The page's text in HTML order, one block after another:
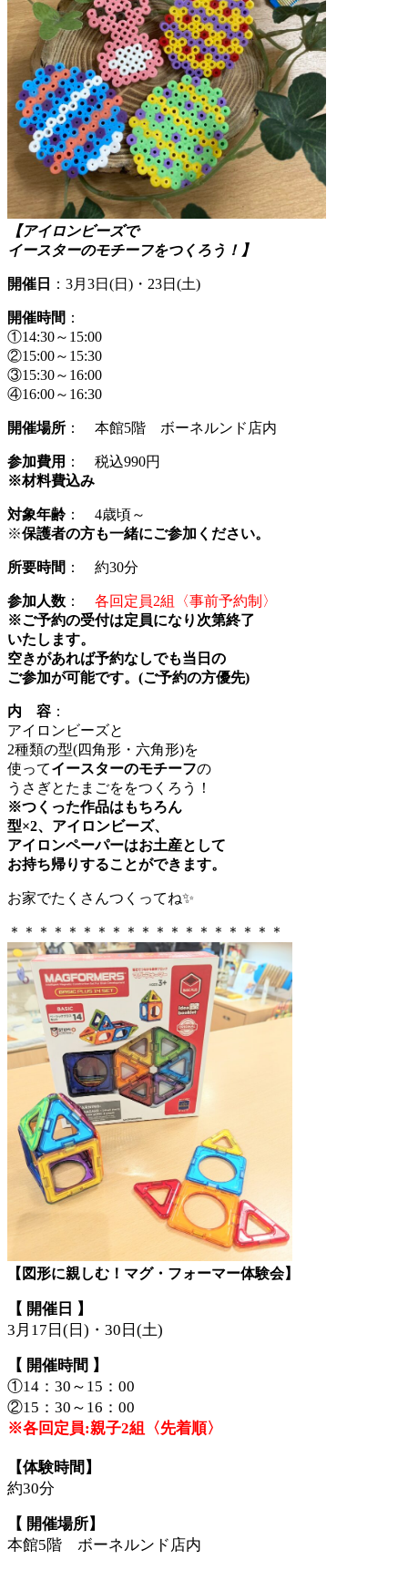
【アイロンビーズで
イースターのモチーフをつくろう！】
開催日 ：3月3日(日)・23日(土)
開催時間 ：
①14:30～15:00
②15:00～15:30
③15:30～16:00
④16:00～16:30
開催場所 ： 本館5階 ボーネルンド店内
参加費用 ： 税込990円
※材料費込み
対象年齢 ： 4歳頃～
※保護者の方も一緒にご参加ください。
所要時間 ： 約30分
参加人数 ： 各回定員2組〈事前予約制 〉
※ご予約の受付は定員になり次第終了
いたします。
空きがあれば予約なしでも当日の
ご参加が可能です。(ご予約の方優先)
内 容 ：
アイロンビーズと
2種類の型(四角形・六角形)を
使ってイースターのモチーフの
うさぎとたまごををつくろう！
※つくった作品はもちろん
型×2、アイロンビーズ、
アイロンペーパーはお土産として
お持ち帰りすることができます。
お家でたくさんつくってね✨
＊＊＊＊＊＊＊＊＊＊＊＊＊＊＊＊＊＊＊
【図形に親しむ！マグ・フォーマー体験会】
【 開催日 】
3月17日(日)・30日(土)
【 開催時間 】
①14：30～15：00
②15：30～16：00
※各回定員:親子2組〈先着順〉
【体験時間】
約30分
【 開催場所】
本館5階 ボーネルンド店内